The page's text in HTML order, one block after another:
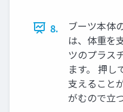
8.
ブーツ本体
は、体重を
ツのプラス
ます。 押し
支えること
がむので立